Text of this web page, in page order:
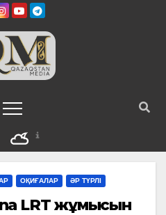
ОҚИҒАЛАР ӘР ТҮРЛІ
LRT жұмысын